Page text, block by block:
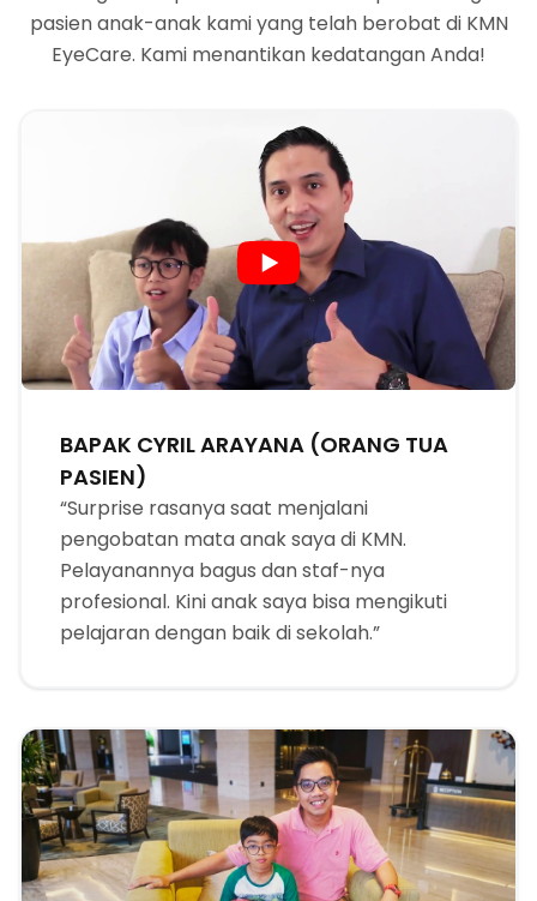
pasien anak-anak kami yang telah berobat di KMN
EyeCare. Kami menantikan kedatangan Anda!
BAPAK CYRIL ARAYANA (ORANG TUA
PASIEN)
“Surprise rasanya saat menjalani
pengobatan mata anak saya di KMN.
Pelayanannya bagus dan staf-nya
profesional. Kini anak saya bisa mengikuti
pelajaran dengan baik di sekolah.”